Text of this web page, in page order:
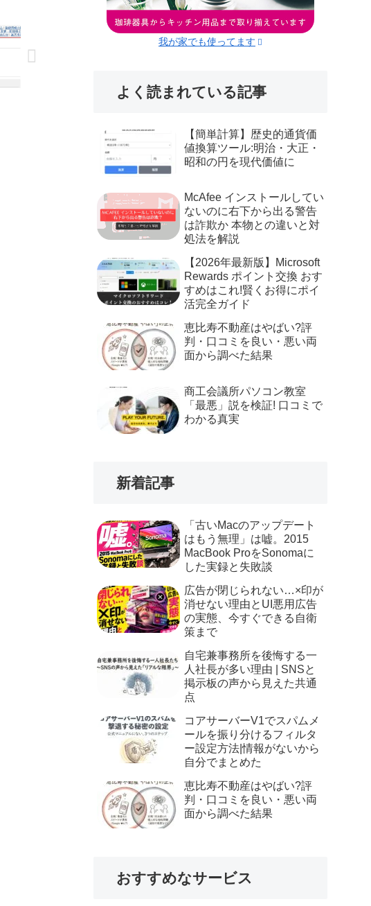
我が家でも使ってます
よく読まれている記事
【簡単計算】歴史的通貨価
値換算ツール:明治・大正・
昭和の円を現代価値に
McAfee インストールしてい
ないのに右下から出る警告
は詐欺か 本物との違いと対
処法を解説
【2026年最新版】Microsoft
Rewards ポイント交換 おす
すめはこれ!賢くお得にポイ
活完全ガイド
恵比寿不動産はやばい?評
判・口コミを良い・悪い両
面から調べた結果
商工会議所パソコン教室
「最悪」説を検証! 口コミで
わかる真実
新着記事
「古いMacのアップデート
はもう無理」は嘘。2015
MacBook ProをSonomaに
した実録と失敗談
広告が閉じられない…×印が
消せない理由とUI悪用広告
の実態、今すぐできる自衛
策まで
自宅兼事務所を後悔する一
人社長が多い理由 | SNSと
掲示板の声から見えた共通
点
コアサーバーV1でスパムメ
ールを振り分けるフィルタ
ー設定方法|情報がないから
自分でまとめた
恵比寿不動産はやばい?評
判・口コミを良い・悪い両
面から調べた結果
おすすめなサービス